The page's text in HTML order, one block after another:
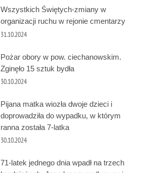
Wszystkich Świętych-zmiany w
organizacji ruchu w rejonie cmentarzy
31.10.2024
Pożar obory w pow. ciechanowskim.
Zginęło 15 sztuk bydła
30.10.2024
Pijana matka wiozła dwoje dzieci i
doprowadziła do wypadku, w którym
ranna została 7-latka
30.10.2024
71-latek jednego dnia wpadł na trzech